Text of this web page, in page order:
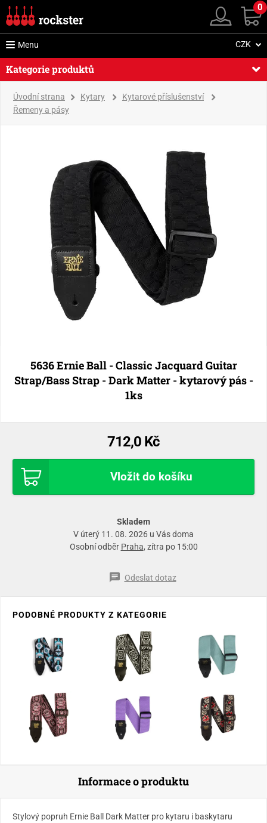
0
Menu CZK
Kategorie produktů
Úvodní strana Kytary
Kytarové příslušenství
Řemeny a pásy
5636 Ernie Ball - Classic Jacquard Guitar
Strap/Bass Strap - Dark Matter - kytarový pás -
1ks
712,0 Kč
Vložit do košíku
Skladem
V úterý 11. 08. 2026 u Vás doma
Osobní odběr Praha, zítra po 15:00
Odeslat dotaz
PODOBNÉ PRODUKTY Z KATEGORIE
Informace o produktu
Stylový popruh Ernie Ball Dark Matter pro kytaru i baskytaru